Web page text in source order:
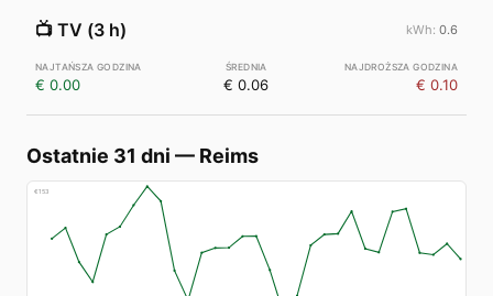
📺 TV (3 h) 0.6
€ 0.00 € 0.06 € 0.10
Ostatnie 31 dni — Reims
€153